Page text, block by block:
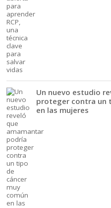
Un nuevo estudio
proteger contra un
en las mujeres